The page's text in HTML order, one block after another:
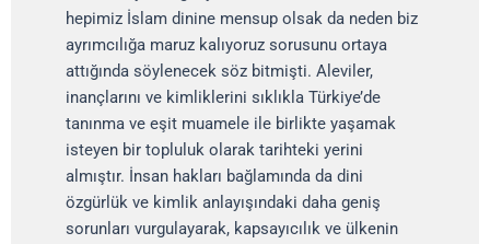
hepimiz İslam dinine mensup olsak da neden biz
ayrımcılığa maruz kalıyoruz sorusunu ortaya
attığında söylenecek söz bitmişti. Aleviler,
inançlarını ve kimliklerini sıklıkla Türkiye’de
tanınma ve eşit muamele ile birlikte yaşamak
isteyen bir topluluk olarak tarihteki yerini
almıştır. İnsan hakları bağlamında da dini
özgürlük ve kimlik anlayışındaki daha geniş
sorunları vurgulayarak, kapsayıcılık ve ülkenin